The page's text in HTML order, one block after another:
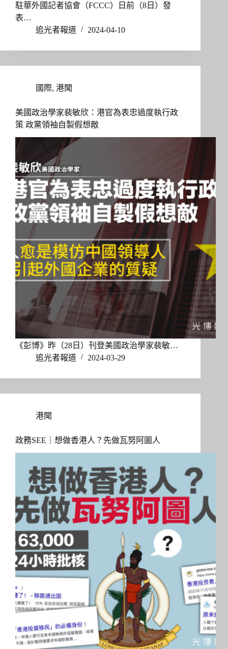
駐華外國記者協會（FCCC）日前（8日）發
表…
追光者報道
2024-04-10
國際, 港聞
美國政治學家裴敏欣：港官為表忠過度執行政
策 政黨領袖自製假想敵
《彭博》昨（28日）刊登美國政治學家裴敏…
追光者報道
2024-03-29
港聞
政務SEE｜想做香港人？先做瓦努阿圖人